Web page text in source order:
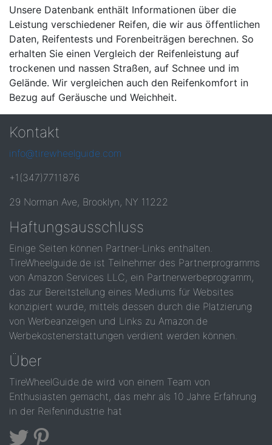
Unsere Datenbank enthält Informationen über die
Leistung verschiedener Reifen, die wir aus öffentlichen
Daten, Reifentests und Forenbeiträgen berechnen. So
erhalten Sie einen Vergleich der Reifenleistung auf
trockenen und nassen Straßen, auf Schnee und im
Gelände. Wir vergleichen auch den Reifenkomfort in
Bezug auf Geräusche und Weichheit.
Kontakt
info@tirewheelguide.com
+1(347)7711876
29 Norman Ave, Brooklyn, NY 11222
Haftungsausschluss
Einige Seiten können Partner-Links enthalten.
TireWheelguide.de ist Teilnehmer des Partnerprogramms
von Amazon Services LLC, ein Partnerwerbeprogramm,
das zur Bereitstellung eines Mediums für Websites
konzipiert wurde, mittels dessen durch die Platzierung
von Werbeanzeigen und Links zu Amazon.de
Werbekostenerstattungen verdient werden können.
Über
TireWheelGuide.de wird von einem Team von
Enthusiasten gemacht, das mehr als 10 Jahre Erfahrung
in der Reifenindustrie hat